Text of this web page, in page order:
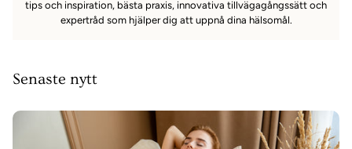
tips och inspiration, bästa praxis, innovativa tillvägagångssätt och
expertråd som hjälper dig att uppnå dina hälsomål.
Senaste nytt